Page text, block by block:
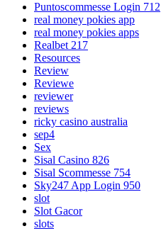
Puntoscommesse Login 712
real money pokies app
real money pokies apps
Realbet 217
Resources
Review
Reviewe
reviewer
reviews
ricky casino australia
sep4
Sex
Sisal Casino 826
Sisal Scommesse 754
Sky247 App Login 950
slot
Slot Gacor
slots